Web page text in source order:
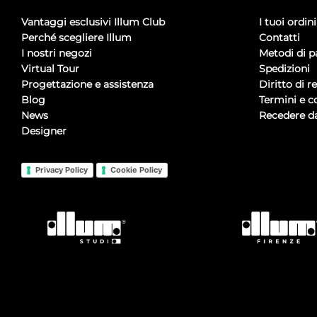
Vantaggi esclusivi Illum Club
Perché scegliere Illum
I nostri negozi
Virtual Tour
Progettazione e assistenza
Blog
News
Designer
Privacy Policy Cookie Policy
I tuoi ordini
Contatti
Metodi di
Spedizioni
Diritto di
Termini e
Recedere